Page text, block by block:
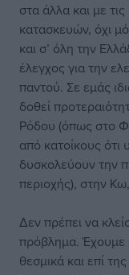
στα άλλα και με
κατασκευών, όχι
και σ’ όλη την
έλεγχος για την
παντού. Σε εμάς
δοθεί
Ρόδου (όπως στο
από κατοίκους
δυσκολεύουν την
περιοχής), στην
Δεν πρέπει να
πρόβλημα. Έχουμε
θεσμικά και επί